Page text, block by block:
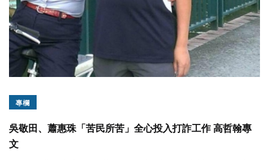
專欄
吳敬田、蕭惠珠「苦民所苦」全心投入打詐工作 高哲翰專
文